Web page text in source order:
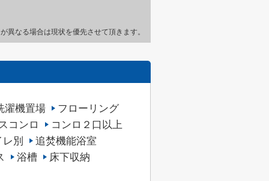
異なる場合は現状を優先させて頂きます。
濯機置場
フローリング
コンロ
コンロ２口以上
別
追焚機能浴室
浴槽 床下収納